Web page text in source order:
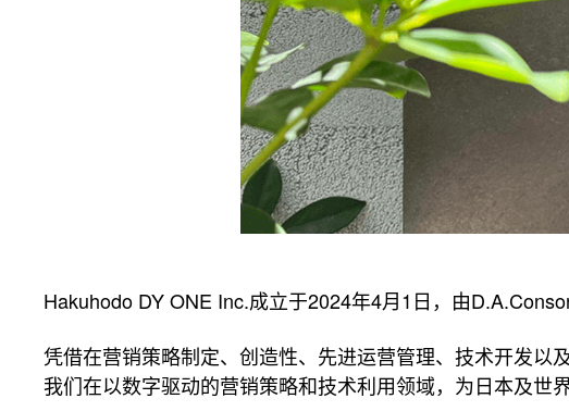
Hakuhodo DY ONE Inc.成立于2024年4月1日，由
凭借在营销策略制定、创造性、先进运营管理、技术开发以
我们在以数字驱动的营销策略和技术利用领域，为日本及世